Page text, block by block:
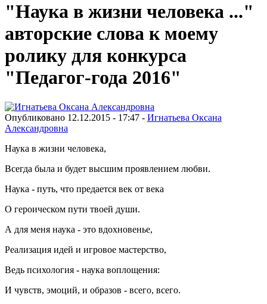
"Наука в жизни человека ..."
авторские слова к моему
ролику для конкурса
"Педагог-года 2016"
Опубликовано 12.12.2015 - 17:47 - Игнатьева Оксана
Александровна
Наука в жизни человека,
Всегда была и будет высшим проявлением любви.
Наука - путь, что предается век от века
О героическом пути твоей души.
А для меня наука - это вдохновенье,
Реализация идей и игровое мастерство,
Ведь психология - наука воплощения:
И чувств, эмоций, и образов - всего, всего.